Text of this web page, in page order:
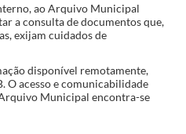
ao Arquivo Municipal
a consulta de documentos que,
exijam cuidados de
disponível remotamente,
O acesso e comunicabilidade
Municipal encontra-se